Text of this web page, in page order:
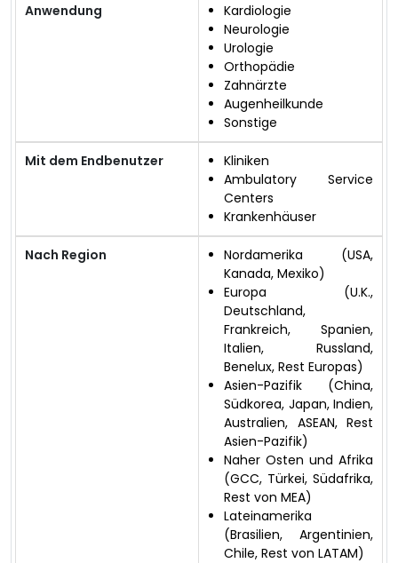
Anwendung
Kardiologie
Neurologie
Urologie
Orthopädie
Zahnärzte
Augenheilkunde
Sonstige
Mit dem Endbenutzer
Kliniken
Ambulatory Service
Centers
Krankenhäuser
Nach Region
Nordamerika (USA,
Kanada, Mexiko)
Europa (U.K.,
Deutschland,
Frankreich, Spanien,
Italien, Russland,
Benelux, Rest Europas)
Asien-Pazifik (China,
Südkorea, Japan, Indien,
Australien, ASEAN, Rest
Asien-Pazifik)
Naher Osten und Afrika
(GCC, Türkei, Südafrika,
Rest von MEA)
Lateinamerika
(Brasilien, Argentinien,
Chile, Rest von LATAM)